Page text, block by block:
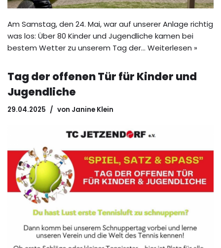
Am Samstag, den 24. Mai, war auf unserer Anlage richtig
was los: Über 80 Kinder und Jugendliche kamen bei
bestem Wetter zu unserem Tag der… Weiterlesen »
Tag der offenen Tür für Kinder und
Jugendliche
29.04.2025 von Janine Klein